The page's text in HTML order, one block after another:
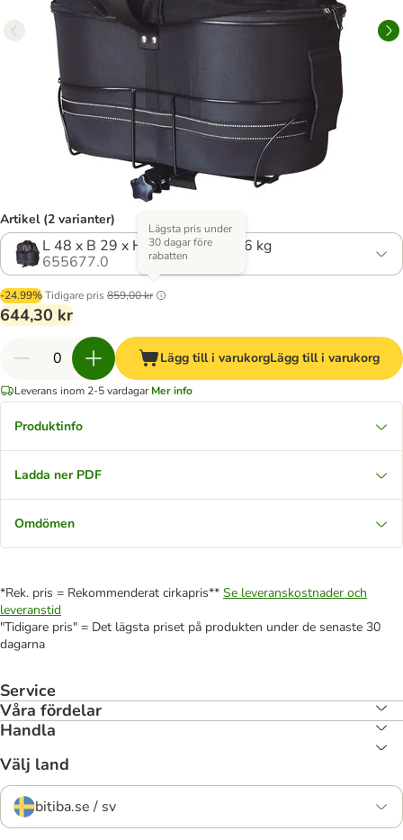
Artikel (2 varianter)
L 48 x B 29 x H 42 cm, upp till 6 kg
655677.0
-24.99%Tidigare pris 859,00 kr
Lägsta pris under
30 dagar före
rabatten
644,30 kr
Lägg till i varukorgLägg till i varukorg
Leverans inom 2-5 vardagar Mer info
Produktinfo
Ladda ner PDF
Omdömen
*Rek. pris = Rekommenderat cirkapris** Se leveranskostnader och
leveranstid
"Tidigare pris" = Det lägsta priset på produkten under de senaste 30
dagarna
Service
Våra fördelar
Handla
Välj land
bitiba.se / sv